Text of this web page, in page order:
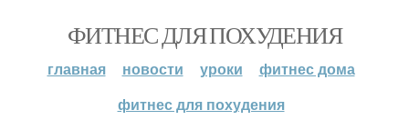
ФИТНЕС ДЛЯ ПОХУДЕНИЯ
главная новости уроки
фитнес дома
фитнес для похудения